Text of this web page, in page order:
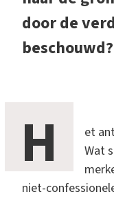
door de
beschouwd?
H
et
Wat
niet-